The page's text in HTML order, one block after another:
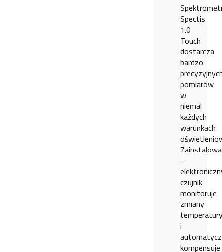
Spectis
1.0
Touch
dostarcza
bardzo
pomiarów
w
niemal
każdych
warunkach
–
czujnik
monitoruje
zmiany
temperatury
i
kompensuje